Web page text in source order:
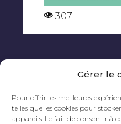
Gérer le
Pour offrir les meilleures
telles que les cookies pour
appareils. Le fait de consentir à
307